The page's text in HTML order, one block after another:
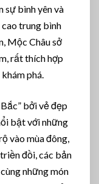
sự bình yên và
trung bình
Mộc Châu sở
rất thích hợp
phá.
bởi vẻ đẹp
bật với những
vào mùa đông,
đồi, các bản
những món